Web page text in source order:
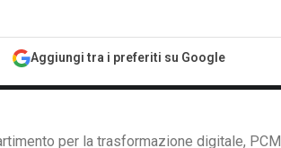
Aggiungi tra i preferiti su Google
per la trasformazione digitale, PCM